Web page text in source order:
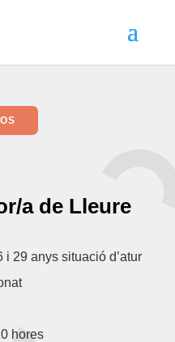
a de Lleure
i 29 anys situació d’atur
hores